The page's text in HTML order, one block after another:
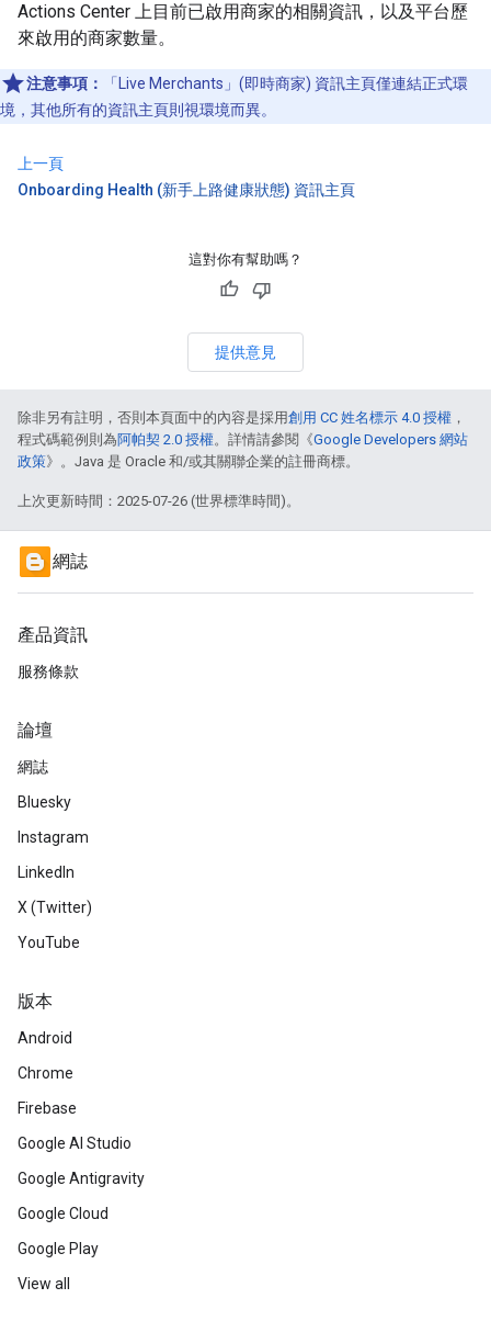
Actions Center 上目前已啟用商家的相關資訊， 以及平台歷
來啟用的商家數量。
注意事項：
「Live Merchants」(即時商家) 資訊主頁僅連結正式環
境，其他所有的資訊主頁則視環境而異。
上一頁
Onboarding Health (新手上路健康狀態) 資訊主頁
這對你有幫助嗎？
提供意見
除非另有註明，否則本頁面中的內容是採用創用 CC 姓名標示 4.0 授權 ，
程式碼範例則為阿帕契 2.0 授權。詳情請參閱《Google Developers 網站
政策》。Java 是 Oracle 和/或其關聯企業的註冊商標。
上次更新時間：2025-07-26 (世界標準時間)。
網誌
產品資訊
服務條款
論壇
網誌
Bluesky
Instagram
LinkedIn
X (Twitter)
YouTube
版本
Android
Chrome
Firebase
Google AI Studio
Google Antigravity
Google Cloud
Google Play
View all